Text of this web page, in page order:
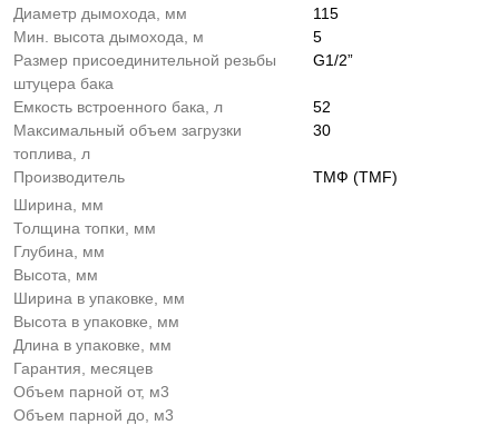
Диаметр дымохода, мм
115
Мин. высота дымохода, м
5
Размер присоединительной резьбы
штуцера бака
G1/2”
Емкость встроенного бака, л
52
Максимальный объем загрузки
топлива, л
30
Производитель
ТМФ (TMF)
Ширина, мм
Толщина топки, мм
Глубина, мм
Высота, мм
Ширина в упаковке, мм
Высота в упаковке, мм
Длина в упаковке, мм
Гарантия, месяцев
Объем парной от, м3
Объем парной до, м3